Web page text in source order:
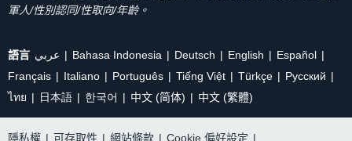
軍人/性別認同/性取向/年齡。
語言 عربي Bahasa Indonesia Deutsch English
Español
Français
Italiano Português Tiếng Việt Türkçe
Ρусский
ไทย
日本語 한국어 中文 (简体) 中文 (繁體)
隱私權 | 可存取性 | 網站條款 | Cookie 偏好設定 |